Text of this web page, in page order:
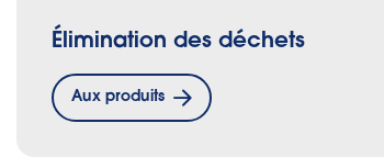
Élimination des déchets
Aux produits